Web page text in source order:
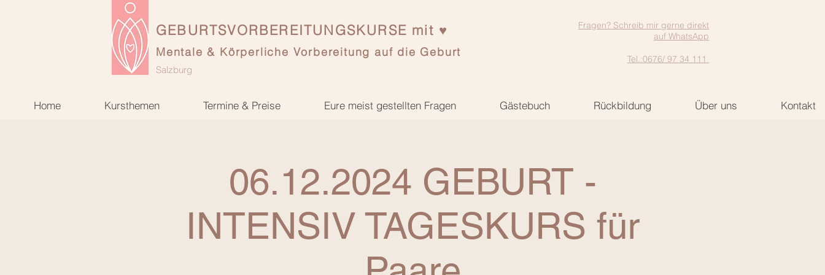
GEBURTSVORBEREITUNGSKURSE mit ♥
Mentale & Körperliche Vorbereitung auf die Geburt
Salzburg
Fragen? Schreib mir gerne direkt
auf WhatsApp
Tel.:0676/ 97 34 111
Home Kursthemen Termine & Preise Eure meist gestellten Fragen Gästebuch Rückbildung Über uns Kontakt
06.12.2024 GEBURT -
INTENSIV TAGESKURS für